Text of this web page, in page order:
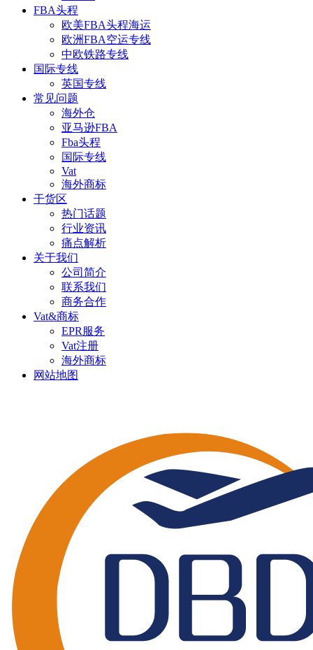
FBA头程
欧美FBA头程海运
欧洲FBA空运专线
中欧铁路专线
国际专线
英国专线
常见问题
海外仓
亚马逊FBA
Fba头程
国际专线
Vat
海外商标
干货区
热门话题
行业资讯
痛点解析
关于我们
公司简介
联系我们
商务合作
Vat&商标
EPR服务
Vat注册
海外商标
网站地图